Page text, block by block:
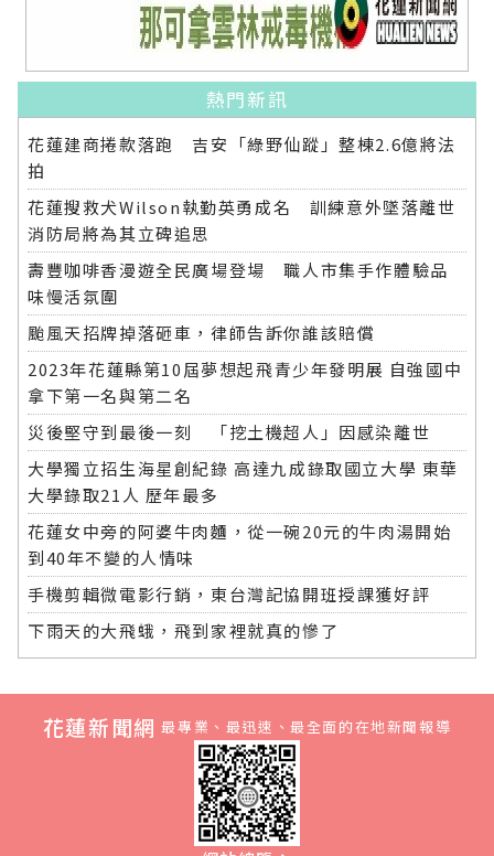
熱門新訊
花蓮建商捲款落跑 吉安「綠野仙蹤」整棟2.6億將法
拍
花蓮搜救犬Wilson執勤英勇成名 訓練意外墜落離世
消防局將為其立碑追思
壽豐咖啡香漫遊全民廣場登場 職人市集手作體驗品
味慢活氛圍
颱風天招牌掉落砸車，律師告訴你誰該賠償
2023年花蓮縣第10屆夢想起飛青少年發明展 自強國中
拿下第一名與第二名
災後堅守到最後一刻 「挖土機超人」因感染離世
大學獨立招生海星創紀錄 高達九成錄取國立大學 東華
大學錄取21人 歷年最多
花蓮女中旁的阿婆牛肉麵，從一碗20元的牛肉湯開始
到40年不變的人情味
手機剪輯微電影行銷，東台灣記協開班授課獲好評
下雨天的大飛蛾，飛到家裡就真的慘了
花蓮新聞網 最專業、最迅速、最全面的在地新聞報導